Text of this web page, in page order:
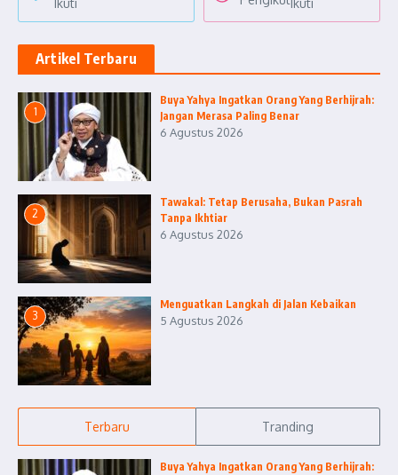
Ikuti
Ikuti
Artikel Terbaru
1
Buya Yahya Ingatkan Orang Yang Berhijrah:
Jangan Merasa Paling Benar
6 Agustus 2026
2
Tawakal: Tetap Berusaha, Bukan Pasrah
Tanpa Ikhtiar
6 Agustus 2026
3
Menguatkan Langkah di Jalan Kebaikan
5 Agustus 2026
Terbaru Tranding
Buya Yahya Ingatkan Orang Yang Berhijrah: